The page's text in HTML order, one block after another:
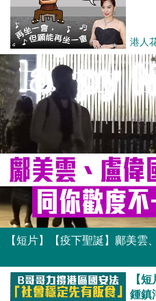
港人
【
鍾鎮